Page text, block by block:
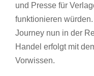
und Presse für
funktionieren
Journey nun in der
Handel erfolgt mit
Vorwissen.